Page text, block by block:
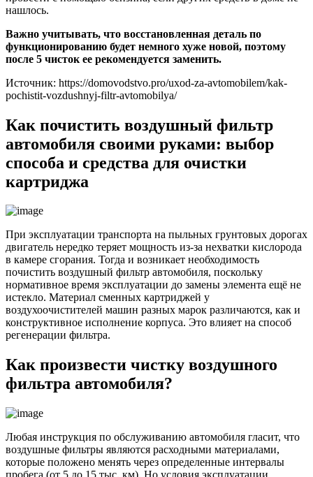
нашлось.
Важно учитывать, что восстановленная деталь по
функционированию будет немного хуже новой, поэтому
после 5 чисток ее рекомендуется заменить.
Источник: https://domovodstvo.pro/uxod-za-avtomobilem/kak-
pochistit-vozdushnyj-filtr-avtomobilya/
Как почистить воздушный фильтр
автомобиля своими руками: выбор
способа и средства для очистки
картриджа
При эксплуатации транспорта на пыльных грунтовых дорогах
двигатель нередко теряет мощность из-за нехватки кислорода
в камере сгорания. Тогда и возникает необходимость
почистить воздушный фильтр автомобиля, поскольку
нормативное время эксплуатации до замены элемента ещё не
истекло. Материал сменных картриджей у
воздухоочистителей машин разных марок различаются, как и
конструктивное исполнение корпуса. Это влияет на способ
регенерации фильтра.
Как произвести чистку воздушного
фильтра автомобиля?
Любая инструкция по обслуживанию автомобиля гласит, что
воздушные фильтры являются расходными материалами,
которые положено менять через определенные интервалы